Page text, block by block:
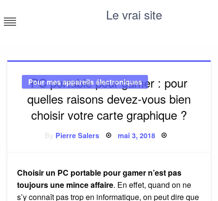
to
content
Le vrai site
Pour mes appareils électroniques
PC portable pour gamer : pour
quelles raisons devez-vous bien
choisir votre carte graphique ?
Pierre Salers Posted
on
mai 3, 2018
Choisir un PC portable pour gamer n’est pas
toujours une mince affaire. En effet, quand on ne
s’y connaît pas trop en informatique, on peut dire que